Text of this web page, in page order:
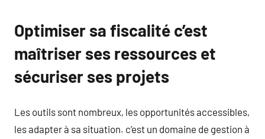
Optimiser sa fiscalité c’est
maîtriser ses ressources et
sécuriser ses projets
Les outils sont nombreux, les opportunités accessibles,
les adapter à sa situation. c’est un domaine de gestion à